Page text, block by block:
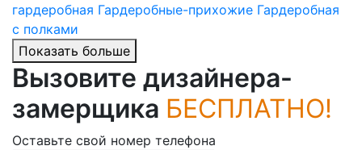
гардеробная Гардеробные-прихожие Гардеробная
с полками
Показать больше
Вызовите дизайнера-
замерщика БЕСПЛАТНО!
Оставьте свой номер телефона